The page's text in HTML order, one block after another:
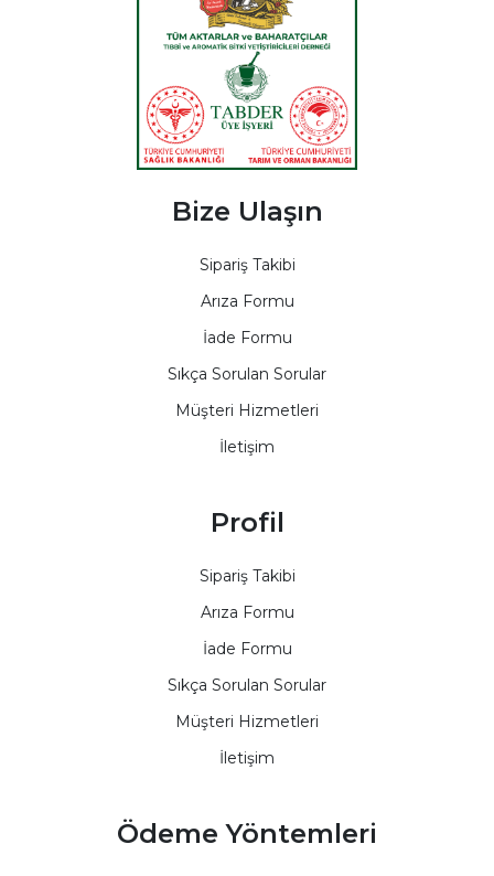
Bize Ulaşın
Sipariş Takibi
Arıza Formu
İade Formu
Sıkça Sorulan Sorular
Müşteri Hizmetleri
İletişim
Profil
Sipariş Takibi
Arıza Formu
İade Formu
Sıkça Sorulan Sorular
Müşteri Hizmetleri
İletişim
Ödeme Yöntemleri